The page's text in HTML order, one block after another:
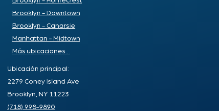
Brooklyn - Downtown
Brooklyn - Canarsie
Manhattan - Midtown
Más ubicaciones...
Ubicación principal:
2279 Coney Island Ave
Brooklyn, NY 11223
(718) 998-9890